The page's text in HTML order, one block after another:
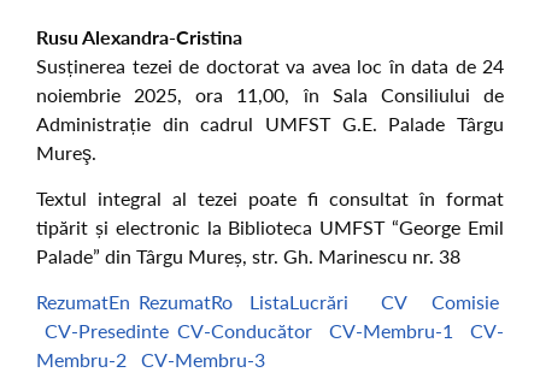
Rusu Alexandra-Cristina
Susținerea tezei de doctorat va avea loc în data de 24
noiembrie 2025, ora 11,00, în Sala Consiliului de
Administrație din cadrul UMFST G.E. Palade Târgu
Mureş.
Textul integral al tezei poate fi consultat în format
tipărit și electronic la Biblioteca UMFST “George Emil
Palade” din Târgu Mureș, str. Gh. Marinescu nr. 38
RezumatEn RezumatRo ListaLucrări CV
Comisie
CV-Presedinte CV-Conducător CV-Membru-1
CV-
Membru-2 CV-Membru-3